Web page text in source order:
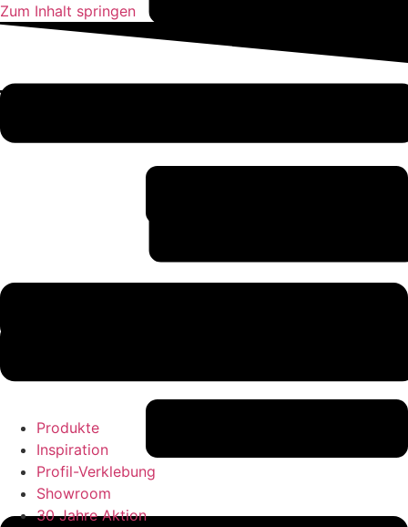
Zum Inhalt springen
Produkte
Inspiration
Profil-Verklebung
Showroom
30 Jahre Aktion